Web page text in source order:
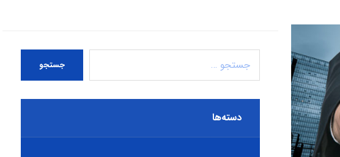
جستجو
دسته‌ها